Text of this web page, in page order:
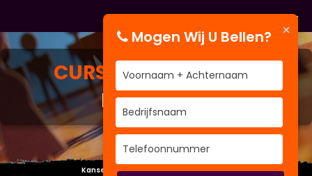
CURSUSDUITS VOOR
BEGINNERS
Kansen zien waar niemand ze verwacht.
×
Mogen Wij U Bellen?